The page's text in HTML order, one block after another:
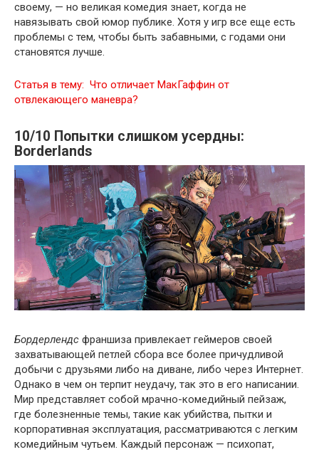
своему, — но великая комедия знает, когда не
навязывать свой юмор публике. Хотя у игр все еще есть
проблемы с тем, чтобы быть забавными, с годами они
становятся лучше.
Статья в тему: Что отличает МакГаффин от
отвлекающего маневра?
10/10 Попытки слишком усердны:
Borderlands
Бордерлендс франшиза привлекает геймеров своей
захватывающей петлей сбора все более причудливой
добычи с друзьями либо на диване, либо через Интернет.
Однако в чем он терпит неудачу, так это в его написании.
Мир представляет собой мрачно-комедийный пейзаж,
где болезненные темы, такие как убийства, пытки и
корпоративная эксплуатация, рассматриваются с легким
комедийным чутьем. Каждый персонаж — психопат,